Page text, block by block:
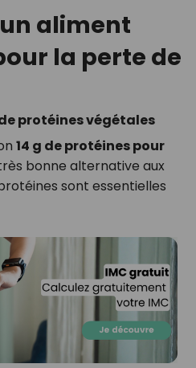
un aliment
la perte de
protéines végétales
14 g de protéines pour
bonne alternative aux
sont essentielles